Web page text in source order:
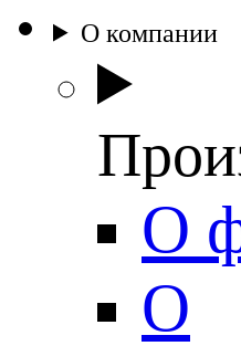
О компании
О
О